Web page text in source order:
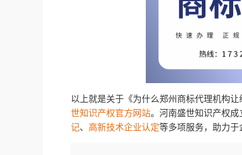
以上就是关于《为什么郑州商标代理机构
世知识产权官方网站。河南盛世知识产权
记、 高新技术企业认定等多项服务，助力于